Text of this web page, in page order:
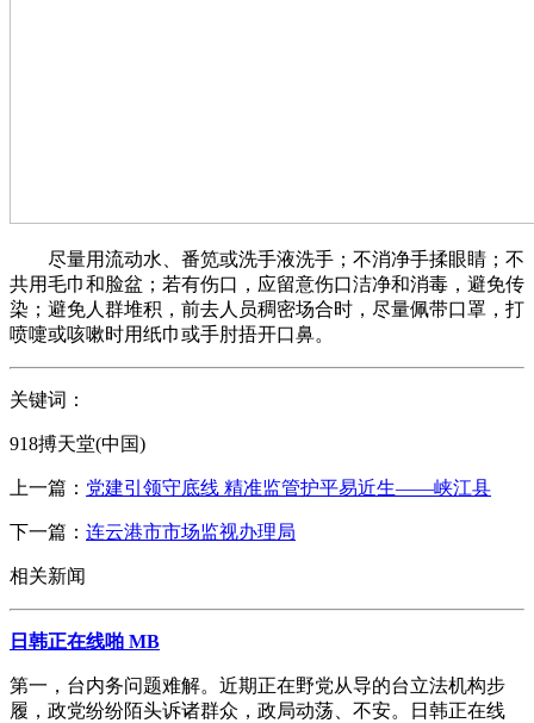
尽量用流动水、番笕或洗手液洗手；不消净手揉眼睛；不
共用毛巾和脸盆；若有伤口，应留意伤口洁净和消毒，避免传
染；避免人群堆积，前去人员稠密场合时，尽量佩带口罩，打
喷嚏或咳嗽时用纸巾或手肘捂开口鼻。
关键词：
918搏天堂(中国)
上一篇： 党建引领守底线 精准监管护平易近生——峡江县
下一篇： 连云港市市场监视办理局
相关新闻
日韩正在线啪 MB
第一，台内务问题难解。近期正在野党从导的台立法机构步
履，政党纷纷陌头诉诸群众，政局动荡、不安。日韩正在线